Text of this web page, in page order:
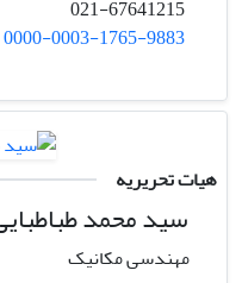
0000-0003-1765-9883
هیات تحریریه
سید محمد
مهندسی مکانیک